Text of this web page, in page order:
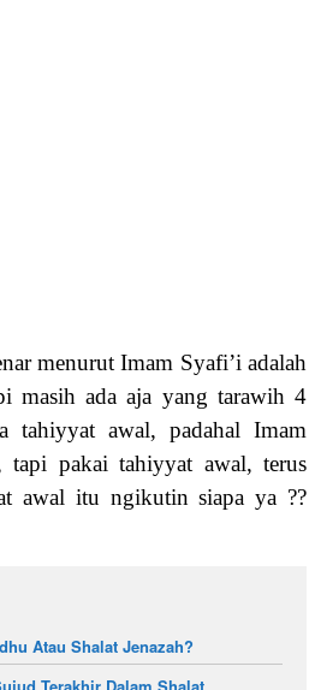
menurut Imam Syafi’i adalah
masih ada aja yang tarawih 4
tahiyyat awal, padahal Imam
tapi pakai tahiyyat awal, terus
awal itu ngikutin siapa ya ??
Atau Shalat Jenazah?